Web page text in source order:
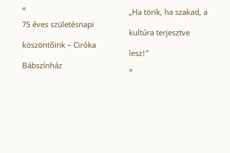
«
75 éves születésnapi
köszöntőink – Ciróka
Bábszínház
„Ha törik, ha szakad, a
kultúra terjesztve
lesz!”
»